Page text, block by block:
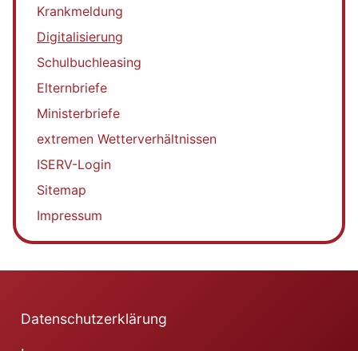
Krankmeldung
Digitalisierung
Schulbuchleasing
Elternbriefe
Ministerbriefe
extremen Wetterverhältnissen
ISERV-Login
Sitemap
Impressum
Datenschutzerklärung